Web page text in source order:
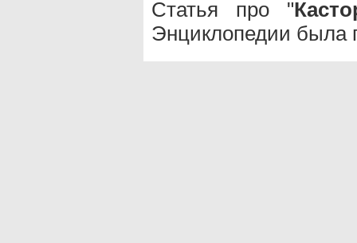
Статья про "
Энциклопедии была